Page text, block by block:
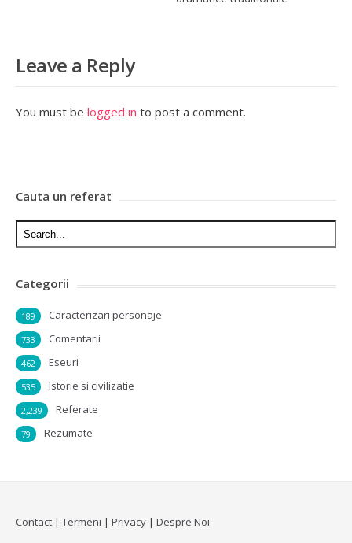
Leave a Reply
You must be logged in to post a comment.
Cauta un referat
Categorii
Caracterizari personaje
189
Comentarii
733
Eseuri
462
Istorie si civilizatie
535
Referate
2,239
Rezumate
79
Contact | Termeni | Privacy | Despre Noi